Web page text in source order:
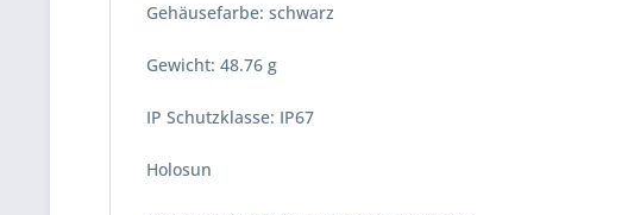
Gehäusefarbe: schwarz
Gewicht: 48.76 g
IP Schutzklasse: IP67
Holosun